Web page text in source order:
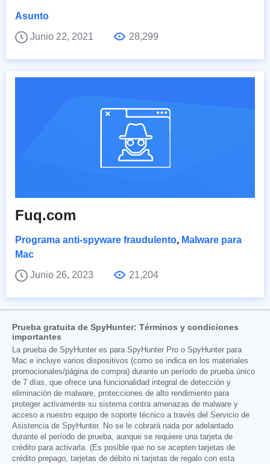
Asunto
Junio 22, 2021
28,299
Fuq.com
Programa anti-spyware fraudulento, Malware para
Mac
Junio 26, 2023
21,204
Prueba gratuita de SpyHunter: Términos y condiciones
importantes
La prueba de SpyHunter es para SpyHunter Pro o SpyHunter para
Mac e incluye varios dispositivos (como se indica en los materiales
promocionales/página de compra) durante un período de prueba único
de 7 días, que ofrece una funcionalidad integral de detección y
eliminación de malware, protecciones de alto rendimiento para
proteger activamente su sistema contra amenazas de malware y
acceso a nuestro equipo de soporte técnico a través del Servicio de
Asistencia de SpyHunter. No se le cobrará nada por adelantado
durante el período de prueba, aunque se requiere una tarjeta de
crédito para activarla. (Es posible que no se acepten tarjetas de
crédito prepago, tarjetas de débito ni tarjetas de regalo con esta